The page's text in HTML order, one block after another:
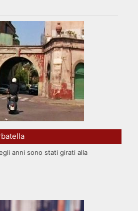
anni sono stati girati alla